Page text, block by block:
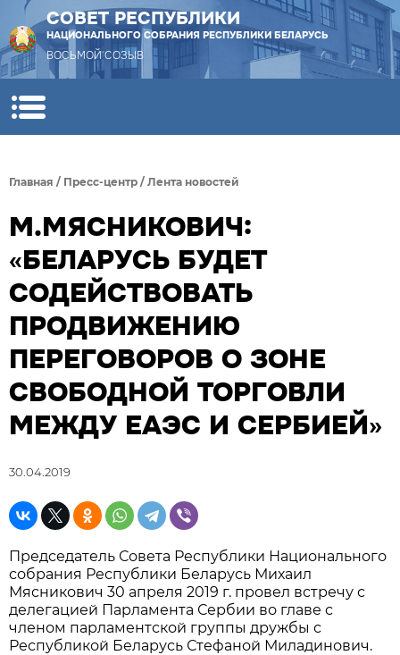
СОВЕТ РЕСПУБЛИКИ
НАЦИОНАЛЬНОГО СОБРАНИЯ РЕСПУБЛИКИ БЕЛАРУСЬ
ВОСЬМОЙ СОЗЫВ
Главная / Пресс-центр / Лента новостей
М.МЯСНИКОВИЧ:
«БЕЛАРУСЬ БУДЕТ
СОДЕЙСТВОВАТЬ
ПРОДВИЖЕНИЮ
ПЕРЕГОВОРОВ О ЗОНЕ
СВОБОДНОЙ ТОРГОВЛИ
МЕЖДУ ЕАЭС И СЕРБИЕЙ»
30.04.2019
Председатель Совета Республики Национального
собрания Республики Беларусь Михаил
Мясникович 30 апреля 2019 г. провел встречу с
делегацией Парламента Сербии во главе с
членом парламентской группы дружбы с
Республикой Беларусь Стефаной Миладинович.